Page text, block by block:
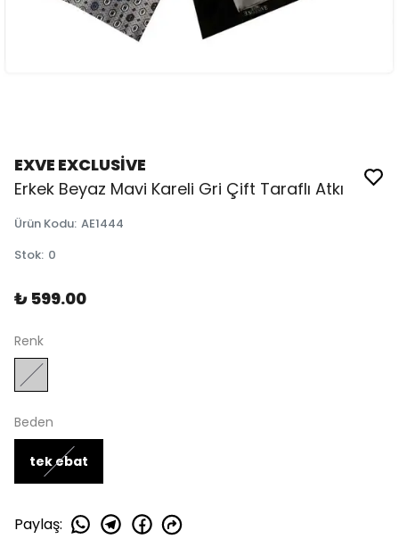
EXVE EXCLUSİVE
Erkek Beyaz Mavi Kareli Gri Çift Taraflı Atkı
Ürün Kodu: AE1444
Stok: 0
₺ 599.00
Renk
Beden
tek ebat
Paylaş: